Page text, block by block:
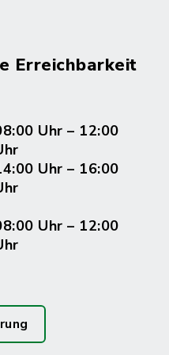
Erreichbarkeit
Uhr – 12:00
Uhr – 16:00
Uhr – 12:00